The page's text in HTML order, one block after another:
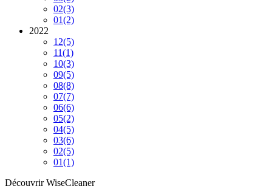
02(3)
01(2)
2022
12(5)
11(1)
10(3)
09(5)
08(8)
07(7)
06(6)
05(2)
04(5)
03(6)
02(5)
01(1)
Découvrir WiseCleaner